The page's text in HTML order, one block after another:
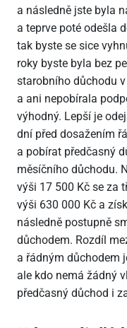
a následně jste byla
a teprve poté odešla
tak byste se sice
roky byste byla bez
starobního důchodu
a ani nepobírala
výhodný. Lepší je
dní před dosažením
a pobírat předčasný
měsíčního důchodu.
výši 17 500 Kč se za
výši 630 000 Kč a
následně postupně
důchodem. Rozdíl
a řádným důchodem
ale kdo nemá žádný
předčasný důchod i